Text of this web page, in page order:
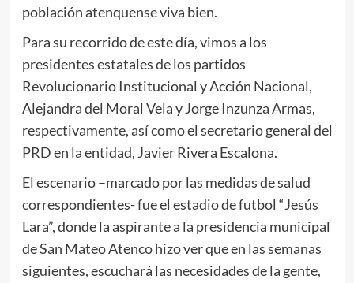
población atenquense viva bien.
Para su recorrido de este día, vimos a los
presidentes estatales de los partidos
Revolucionario Institucional y Acción Nacional,
Alejandra del Moral Vela y Jorge Inzunza Armas,
respectivamente, así como el secretario general del
PRD en la entidad, Javier Rivera Escalona.
El escenario –marcado por las medidas de salud
correspondientes- fue el estadio de futbol “Jesús
Lara”, donde la aspirante a la presidencia municipal
de San Mateo Atenco hizo ver que en las semanas
siguientes, escuchará las necesidades de la gente,